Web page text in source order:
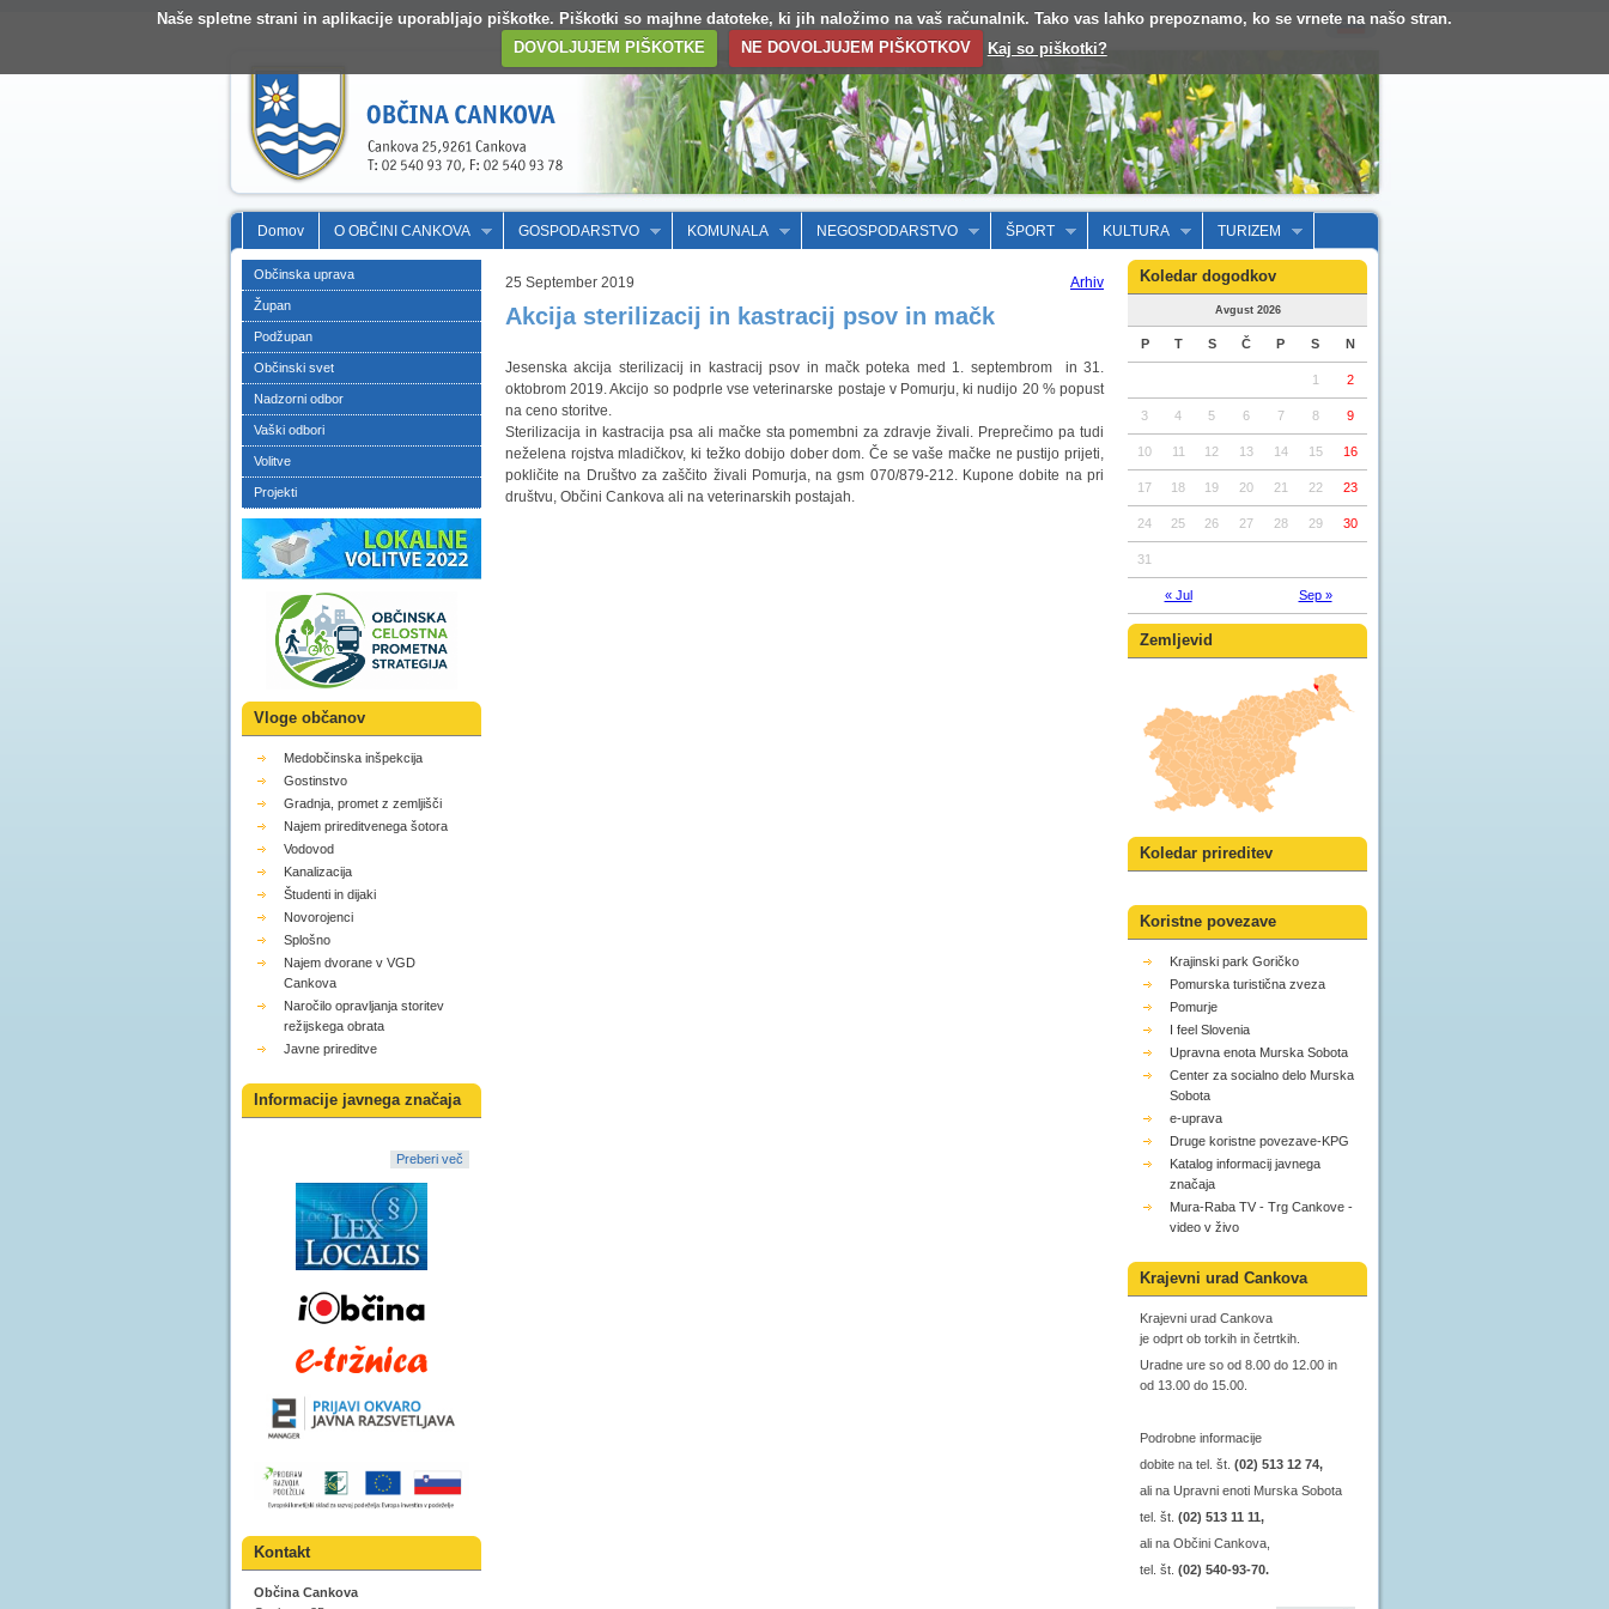
Naše spletne strani in aplikacije uporabljajo piškotke. Piškotki so majhne datoteke, ki jih naložimo na vaš računalnik. Tako vas lahko prepoznamo, ko se vrnete na našo stran.
DOVOLJUJEM PIŠKOTKE
NE DOVOLJUJEM PIŠKOTKOV Kaj so piškotki?
Domov O OBČINI CANKOVA GOSPODARSTVO KOMUNALA NEGOSPODARSTVO ŠPORT KULTURA TURIZEM
Občinska uprava
Župan
Podžupan
Občinski svet
Nadzorni odbor
Vaški odbori
Volitve
Projekti
Vloge občanov
Medobčinska inšpekcija
Gostinstvo
Gradnja, promet z zemljišči
Najem prireditvenega šotora
Vodovod
Kanalizacija
Študenti in dijaki
Novorojenci
Splošno
Najem dvorane v VGD
Cankova
Naročilo opravljanja storitev
režijskega obrata
Javne prireditve
Informacije javnega značaja
Preberi več
Kontakt
Občina Cankova
25 September 2019 Arhiv
Akcija sterilizacij in kastracij psov in mačk
Jesenska akcija sterilizacij in kastracij psov in mačk poteka med 1. septembrom in 31.
oktobrom 2019. Akcijo so podprle vse veterinarske postaje v Pomurju, ki nudijo 20 % popust
na ceno storitve.
Sterilizacija in kastracija psa ali mačke sta pomembni za zdravje živali. Preprečimo pa tudi
neželena rojstva mladičkov, ki težko dobijo dober dom. Če se vaše mačke ne pustijo prijeti,
pokličite na Društvo za zaščito živali Pomurja, na gsm 070/879-212. Kupone dobite na pri
društvu, Občini Cankova ali na veterinarskih postajah.
Koledar dogodkov
Avgust 2026
P T S Č P S N
« Jul Sep »
1 2
3 4 5 6 7 8 9
10 11 12 13 14 15 16
17 18 19 20 21 22 23
24 25 26 27 28 29 30
31
Zemljevid
Koledar prireditev
Koristne povezave
Krajinski park Goričko
Pomurska turistična zveza
Pomurje
I feel Slovenia
Upravna enota Murska Sobota
Center za socialno delo Murska
Sobota
e-uprava
Druge koristne povezave-KPG
Katalog informacij javnega
značaja
Mura-Raba TV - Trg Cankove -
video v živo
Krajevni urad Cankova
Krajevni urad Cankova
je odprt ob torkih in četrtkih.
Uradne ure so od 8.00 do 12.00 in
od 13.00 do 15.00.
Podrobne informacije
dobite na tel. št. (02) 513 12 74,
ali na Upravni enoti Murska Sobota
tel. št. (02) 513 11 11,
ali na Občini Cankova,
tel. št. (02) 540-93-70.